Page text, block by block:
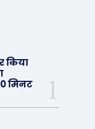
किया
मिनट